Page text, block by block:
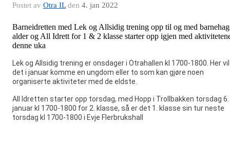
Postet av Otra ILden 4. jan 2022
Barneidretten med Lek og Allsidig trening opp til og med
alder og All Idrett for 1 & 2 klasse starter opp igjen med
denne uka
Lek og Allsidig trening er onsdager i Otrahallen kl 1700-1800. Her vil
det i januar komme en ungdom eller to som kan gjøre noen
organiserte aktiviteter med de eldste.
All Idretten starter opp torsdag, med Hopp i Trollbakken torsdag 6.
januar kl 1700-1800 for 2. klasse, så er det 1. klasse sin tur neste
torsdag kl 1700-1800 i Evje Flerbrukshall